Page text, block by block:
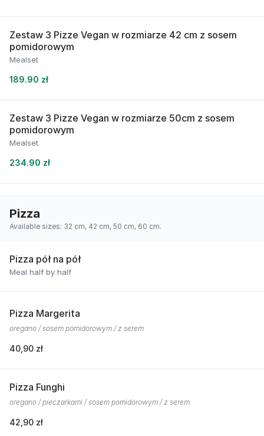
Zestaw 3 Pizze Vegan w rozmiarze 42 cm z sosem
pomidorowym
Mealset
189.90 zł
Zestaw 3 Pizze Vegan w rozmiarze 50cm z sosem
pomidorowym
Mealset
234.90 zł
Pizza
Available sizes: 32 cm, 42 cm, 50 cm, 60 cm.
Pizza pół na pół
Meal half by half
Pizza Margerita
oregano / sosem pomidorowym / z serem
40,90 zł
Pizza Funghi
oregano / pieczarkami / sosem pomidorowym / z serem
42,90 zł